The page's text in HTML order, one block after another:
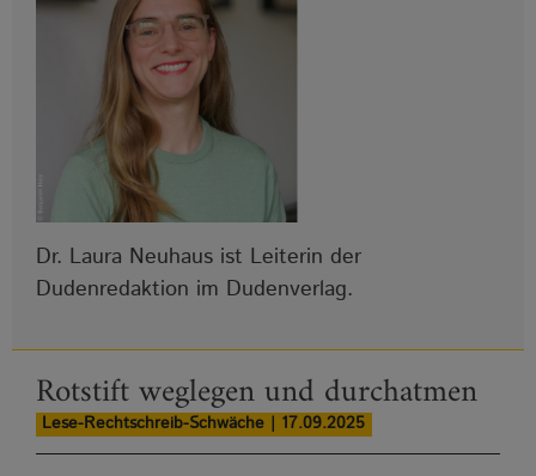
Dr. Laura Neuhaus ist Leiterin der
Dudenredaktion im Dudenverlag.
Rotstift weglegen und durchatmen
Lese-Rechtschreib-Schwäche | 17.09.2025